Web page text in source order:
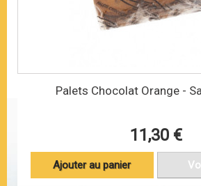
Palets Chocolat Orange -
11,30 €
Ajouter au panier